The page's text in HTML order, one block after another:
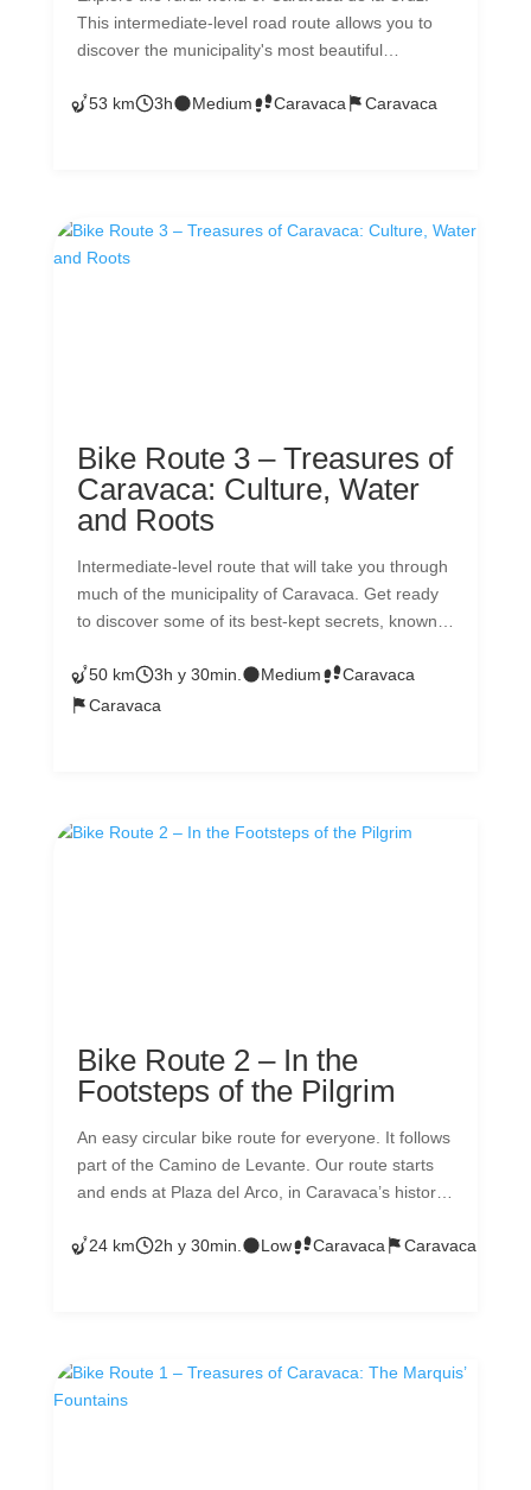
This intermediate-level road route allows you to
discover the municipality's most beautiful
diverse landscapes that will surprise you. Upon
old town. What are you waiting for to get started!
53 km 3h Medium Caravaca Caravaca
Bike Route 3 – Treasures of
Caravaca: Culture, Water
and Roots
Intermediate-level route that will take you through
much of the municipality of Caravaca. Get ready
to discover some of its best-kept secrets, known
natural water springs, historic buildings, the ethnic
music museum in Barranda, and a contrast of
50 km 3h y 30min. Medium
Caravaca
Caravaca
Bike Route 2 – In the
Footsteps of the Pilgrim
An easy circular bike route for everyone. It follows
part of the Camino de Levante. Our route starts
and ends at Plaza del Arco, in Caravaca’s historic
del Marqués. Then we’ll head towards Cehegín,
24 km 2h y 30min. Low Caravaca Caravaca